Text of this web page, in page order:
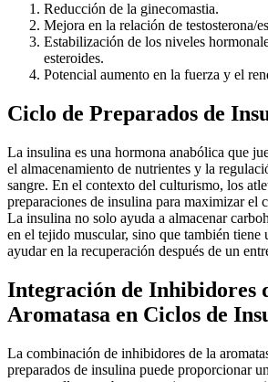
Reducción de la ginecomastia.
Mejora en la relación de testosterona/
Estabilización de los niveles
esteroides.
Potencial aumento en la fuerza y el
Ciclo de Preparados de
La insulina es una hormona anabólica que
el almacenamiento de nutrientes y la
sangre. En el contexto del culturismo, los
preparaciones de insulina para maximizar el
La insulina no solo ayuda a almacenar
en el tejido muscular, sino que también tiene
ayudar en la recuperación después de un
Integración de Inhibidores
Aromatasa en Ciclos de
La combinación de inhibidores de la
preparados de insulina puede proporcionar